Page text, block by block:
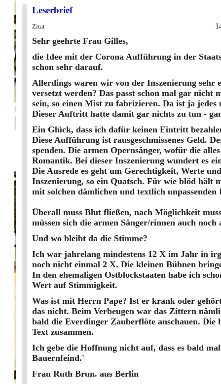
Leserbrief
Zitat
Sehr geehrte Frau Gilles,
die Idee mit der Corona Aufführung in der
schon sehr darauf.
Allerdings waren wir von der Inszenierung sehr
versetzt werden? Das passt schon mal gar nicht
sein, so einen Mist zu fabrizieren. Da ist ja jedes
Dieser Auftritt hatte damit gar nichts zu tun -
Ein Glück, dass ich dafür keinen Eintritt
Diese Aufführung ist rausgeschmissenes Geld.
spenden. Die armen Opernsänger, wofür die
Romantik. Bei dieser Inszenierung wundert es
Die Ausrede es geht um Gerechtigkeit, Werte
Inszenierung, so ein Quatsch. Für wie blöd hält
mit solchen dämlichen und textlich unpassenden
Überall muss Blut fließen, nach Möglichkeit
müssen sich die armen Sänger/rinnen auch
Und wo bleibt da die Stimme?
Ich war jahrelang mindestens 12 X im Jahr in
noch nicht einmal 2 X. Die kleinen Bühnen
In den ehemaligen Ostblockstaaten habe ich
Wert auf Stimmigkeit.
Was ist mit Herrn Pape? Ist er krank oder
das nicht. Beim Verbeugen war das Zittern
bald die Everdinger Zauberflöte anschauen.
Text zusammen.
Ich gebe die Hoffnung nicht auf, dass es bald
Bauernfeind.'
Frau Ruth Brun. aus Berlin